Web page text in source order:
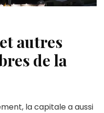
autres
de la
la capitale a aussi